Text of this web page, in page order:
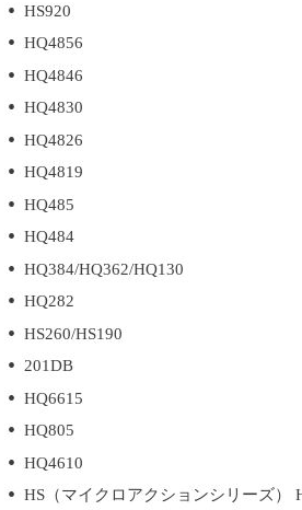
HS920
HQ4856
HQ4846
HQ4830
HQ4826
HQ4819
HQ485
HQ484
HQ384/HQ362/HQ130
HQ282
HS260/HS190
201DB
HQ6615
HQ805
HQ4610
HS（マイクロアクションシリーズ）